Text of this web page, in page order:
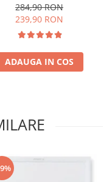
284,90 RON
239,90 RON
ADAUGA IN COS